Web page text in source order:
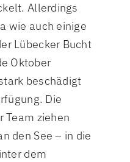
Allerdings
wie auch einige
Lübecker Bucht
Oktober
beschädigt
Die
Team ziehen
den See – in die
dem